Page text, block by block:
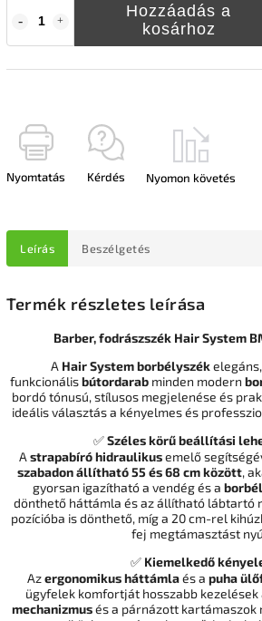
Hozzáadás a
kosárhoz
Nyomtatás Kérdés Nyomon követés
Leírás Beszélgetés
Termék részletes leírása
Barber, fodrászszék Hair System
A Hair System borbélyszék
funkcionális bútordarab minden modern
bordó tónusú, stílusos megjelenése és
ideális választás a kényelmes és
✅Széles körű beállítási
A strapabíró hidraulikusemelő
szabadon állítható 55 és 68 cm között,
gyorsan igazítható a vendég és a
dönthető háttámla és az állítható lábtartó
pozícióba is dönthető, míg a 20 cm-rel
fej megtámasztást
✅ Kiemelkedő
Azergonomikus háttámlaés a puha
ügyfelek komfortját hosszabb kezelések
mechanizmusés a párnázott kartámaszok